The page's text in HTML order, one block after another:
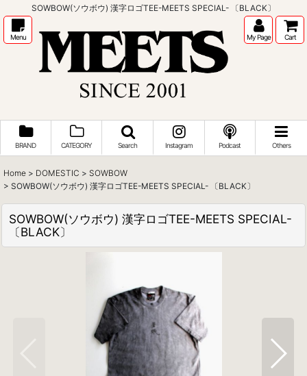
SOWBOW(ソウボウ) 漢字ロゴTEE-MEETS SPECIAL- 〔BLACK〕
Menu My Page Cart
BRAND CATEGORY Search Instagram Podcast Others
Home > DOMESTIC > SOWBOW
> SOWBOW(ソウボウ) 漢字ロゴTEE-MEETS SPECIAL- 〔BLACK〕
SOWBOW(ソウボウ) 漢字ロゴTEE-MEETS SPECIAL-
〔BLACK〕